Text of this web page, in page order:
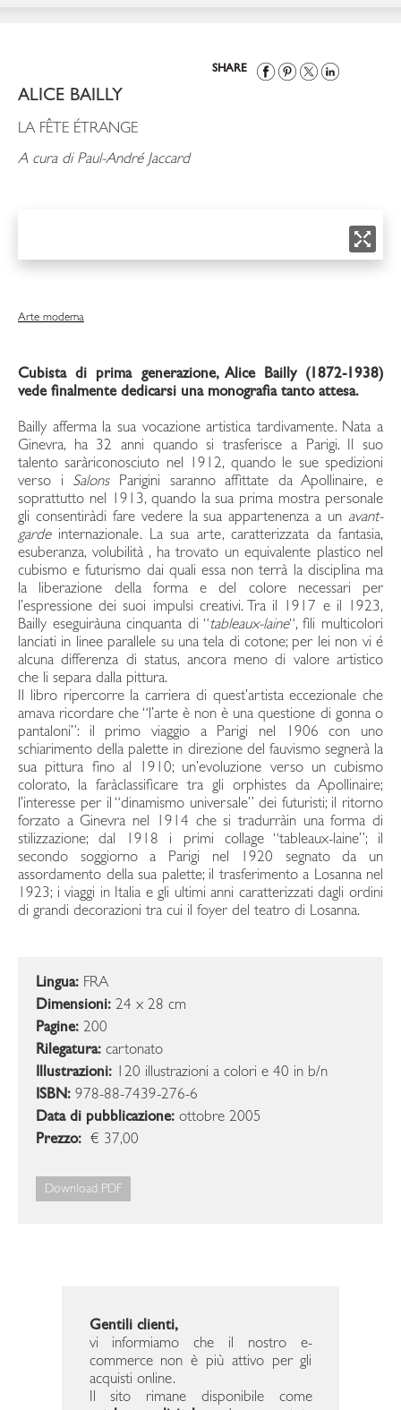
SHARE
ALICE BAILLY
LA FÊTE ÉTRANGE
A cura di Paul-André Jaccard
Arte moderna
Cubista di prima generazione, Alice Bailly (1872-1938)
vede finalmente dedicarsi una monografia tanto attesa.
Bailly afferma la sua vocazione artistica tardivamente. Nata a
Ginevra, ha 32 anni quando si trasferisce a Parigi. Il suo
talento saràriconosciuto nel 1912, quando le sue spedizioni
verso i Salons Parigini saranno affittate da Apollinaire, e
soprattutto nel 1913, quando la sua prima mostra personale
gli consentiràdi fare vedere la sua appartenenza a un avant-
garde internazionale. La sua arte, caratterizzata da fantasia,
esuberanza, volubilità , ha trovato un equivalente plastico nel
cubismo e futurismo dai quali essa non terrà la disciplina ma
la liberazione della forma e del colore necessari per
l’espressione dei suoi impulsi creativi. Tra il 1917 e il 1923,
Bailly eseguiràuna cinquanta di “tableaux-laine“, fili multicolori
lanciati in linee parallele su una tela di cotone; per lei non vi é
alcuna differenza di status, ancora meno di valore artistico
che li separa dalla pittura.
Il libro ripercorre la carriera di quest’artista eccezionale che
amava ricordare che “l’arte è non è una questione di gonna o
pantaloni”: il primo viaggio a Parigi nel 1906 con uno
schiarimento della palette in direzione del fauvismo segnerà la
sua pittura fino al 1910; un’evoluzione verso un cubismo
colorato, la faràclassificare tra gli orphistes da Apollinaire;
l’interesse per il “dinamismo universale” dei futuristi; il ritorno
forzato a Ginevra nel 1914 che si tradurràin una forma di
stilizzazione; dal 1918 i primi collage “tableaux-laine”; il
secondo soggiorno a Parigi nel 1920 segnato da un
assordamento della sua palette; il trasferimento a Losanna nel
1923; i viaggi in Italia e gli ultimi anni caratterizzati dagli ordini
di grandi decorazioni tra cui il foyer del teatro di Losanna.
Lingua: FRA
Dimensioni: 24 x 28 cm
Pagine: 200
Rilegatura: cartonato
Illustrazioni: 120 illustrazioni a colori e 40 in b/n
ISBN: 978-88-7439-276-6
Data di pubblicazione: ottobre 2005
Prezzo: € 37,00
Download PDF
Gentili clienti,
vi informiamo che il nostro e-
commerce non è più attivo per gli
acquisti online.
Il sito rimane disponibile come